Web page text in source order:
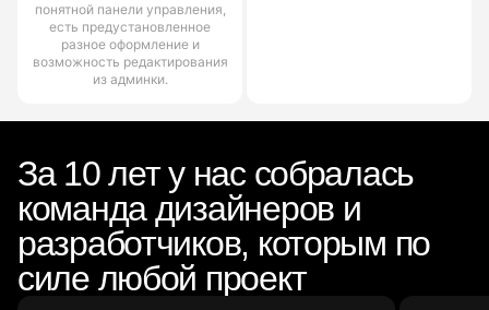
понятной панели управления,
есть предустановленное
разное оформление и
возможность редактирования
из админки.
За 10 лет у нас собралась
команда дизайнеров и
разработчиков, которым по
силе любой проект